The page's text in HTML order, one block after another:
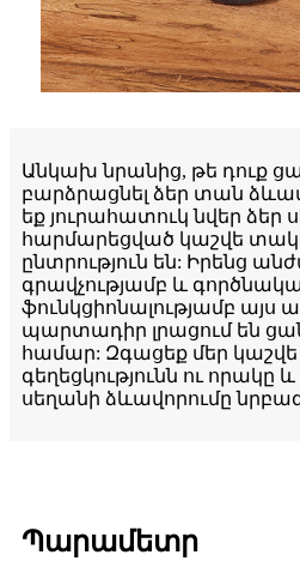
Անկախ նրանից, թե դուք
բարձրացնել ձեր տան
եք յուրահատուկ նվեր ձեր
հարմարեցված կաշվե
ընտրություն են: Իրենց
գրավչությամբ և
ֆունկցիոնալությամբ
պարտադիր լրացում են
համար: Զգացեք մեր
գեղեցկությունն ու որակը
սեղանի ձևավորումը
Պարամետր